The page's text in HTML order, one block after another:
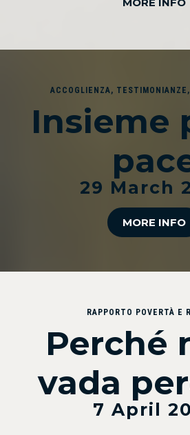
ACCOGLIENZA, TESTIMONIANZE ,
Insieme
29 March
MORE INFO
RAPPORTO POVERTÀ E
Perché
vada
7 April